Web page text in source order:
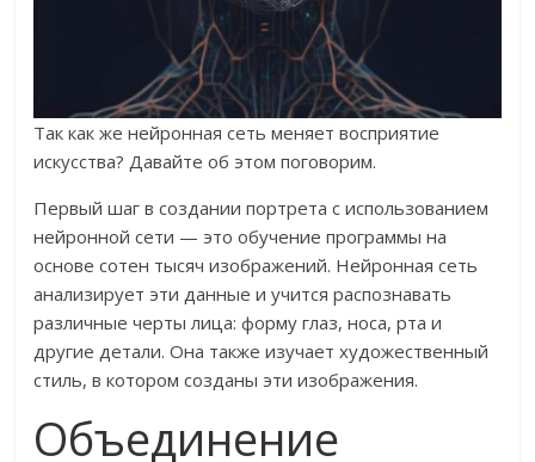
Так как же нейронная сеть меняет восприятие
искусства? Давайте об этом поговорим.
Первый шаг в создании портрета с использованием
нейронной сети — это обучение программы на
основе сотен тысяч изображений. Нейронная сеть
анализирует эти данные и учится распознавать
различные черты лица: форму глаз, носа, рта и
другие детали. Она также изучает художественный
стиль, в котором созданы эти изображения.
Объединение